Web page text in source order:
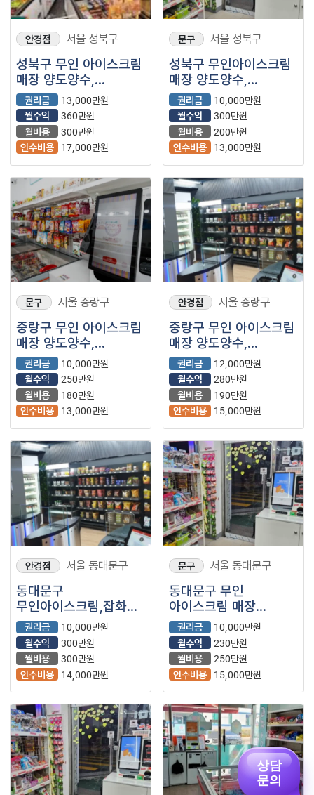
안경점 서울 성북구
성북구 무인 아이스크림
매장 양도양수,
관리하기 편한
무인매장입니다~
권리금
13,000만원
월수익
360만원
월비용
300만원
인수비용
17,000만원
문구 서울 성북구
성북구 무인아이스크림
매장 양도양수,
안정적인 매출의
매장입니다.
권리금
10,000만원
월수익
300만원
월비용
200만원
인수비용
13,000만원
문구 서울 중랑구
중랑구 무인 아이스크림
매장 양도양수,
위치좋은 작은매장이라
월비용 저렴합니다.
권리금
10,000만원
월수익
250만원
월비용
180만원
인수비용
13,000만원
안경점 서울 중랑구
중랑구 무인 아이스크림
매장 양도양수,
상권좋은 위치 매장
입니다,
권리금
12,000만원
월수익
280만원
월비용
190만원
인수비용
15,000만원
안경점 서울 동대문구
동대문구
무인아이스크림,잡화
점포 양도양수, 주변
상권 좋은 매장 입니다.
권리금
10,000만원
월수익
300만원
월비용
300만원
인수비용
14,000만원
문구 서울 동대문구
동대문구 무인
아이스크림 매장
양도양수, 관리 편한
무인 매장입니다~
권리금
10,000만원
월수익
230만원
월비용
250만원
인수비용
15,000만원
상담
문의